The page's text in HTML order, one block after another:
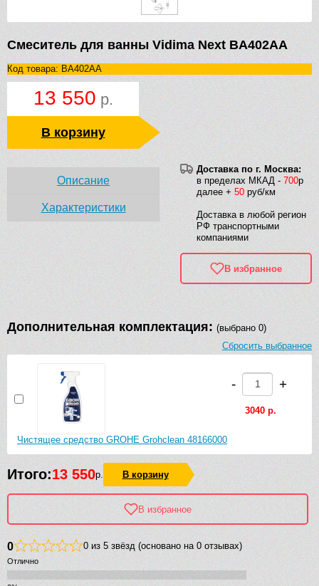
Смеситель для ванны Vidima Next BA402AA
Код товара: BA402AA
13 550 р.
В корзину
Доставка по г. Москва:
в пределах МКАД - 700р
далее + 50 руб/км
Доставка в любой регион
РФ транспортными
компаниями
В избранное
Описание
Характеристики
Дополнительная комплектация: (выбрано 0)
Сбросить выбранное
Чистящее средство GROHE Grohclean 48166000
- +
3040 р.
Итого:13 550р. В корзину
В избранное
0 0 из 5 звёзд (основано на 0 отзывах)
Отлично